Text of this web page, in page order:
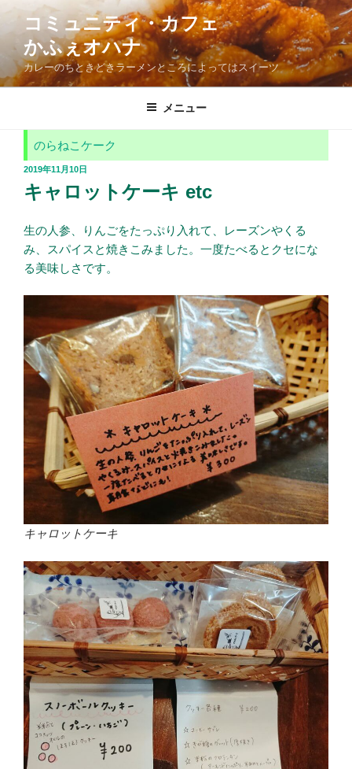
コ
ツ
コミュニティ・カフェ
かふぇオハナ
カレーのちときどきラーメンところによってはスイーツ
メニュー
のらねこケーク
投
稿
日:
2019年11月10日
キャロットケーキ etc
生の人参、りんごをたっぷり入れて、レーズンやくる
み、スパイスと焼きこみました。一度たべるとクセにな
る美味しさです。
キャロットケーキ